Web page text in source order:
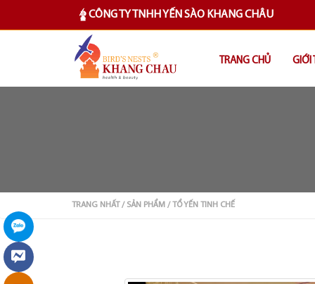
CÔNG TY TNHH YẾN SÀO KHANG CHÂU
TRANG CHỦ GIỚI
TRANG NHẤT / SẢN PHẨM / TỔ YẾN TINH CHẾ